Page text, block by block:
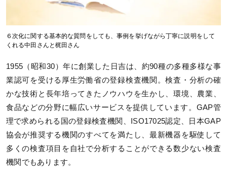
６次化に関する基本的な質問をしても、事例を挙げながら丁寧に説明をして
くれる中田さんと梶田さん
1955（昭和30）年に創業した日吉は、約90種の多種多様な事
業認可を受ける厚生労働省の登録検査機関。検査・分析の確
かな技術と長年培ってきたノウハウを生かし、環境、農業、
食品などの分野に幅広いサービスを提供しています。GAP管
理で求められる国の登録検査機関、ISO17025認定、日本GAP
協会が推奨する機関のすべてを満たし、最新機器を駆使して
多くの検査項目を自社で分析することができる数少ない検査
機関でもあります。